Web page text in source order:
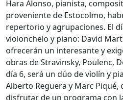
Hara Alonso, pianista,
proveniente de Estocolmo,
repertorio y agrupaciones. El
violonchelo y piano: David
ofrecerán un interesante y
obras de Stravinsky, Poulenc,
día 6, será un dúo de violín y
Alberto Reguera y Marc Piqué,
disfrutar de un programa con